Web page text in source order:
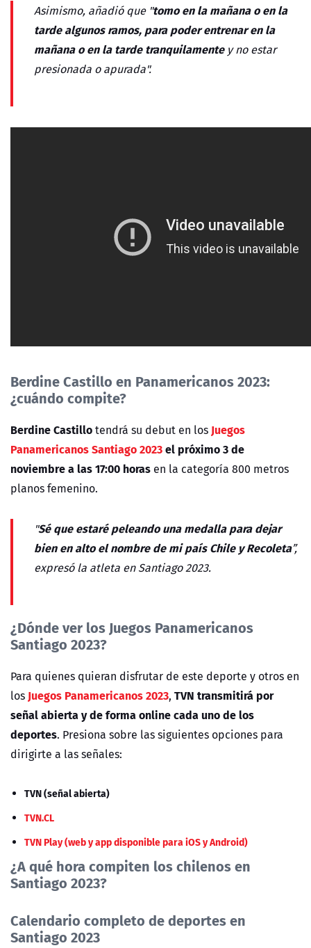
Asimismo, añadió que "tomo en la mañana o en la
tarde algunos ramos, para poder entrenar en la
mañana o en la tarde tranquilamente y no estar
presionada o apurada".
Berdine Castillo en Panamericanos 2023:
¿cuándo compite?
Berdine Castillotendrá su debut en los Juegos
Panamericanos Santiago 2023el próximo 3 de
noviembre a las 17:00 horas en la categoría 800 metros
planos femenino.
"Sé que estaré peleando una medalla para dejar
bien en alto el nombre de mi país Chile y Recoleta”,
expresó la atleta en Santiago 2023.
¿Dónde ver los Juegos Panamericanos
Santiago 2023?
Para quienes quieran disfrutar de este deporte y otros en
los Juegos Panamericanos 2023, TVN transmitirá por
señal abierta y de forma online cada uno de los
deportes. Presiona sobre las siguientes opciones para
dirigirte a las señales:
TVN (señal abierta)
TVN.CL
TVN Play (web y app disponible para iOS y Android)
¿A qué hora compiten los chilenos en
Santiago 2023?
Calendario completo de deportes en
Santiago 2023